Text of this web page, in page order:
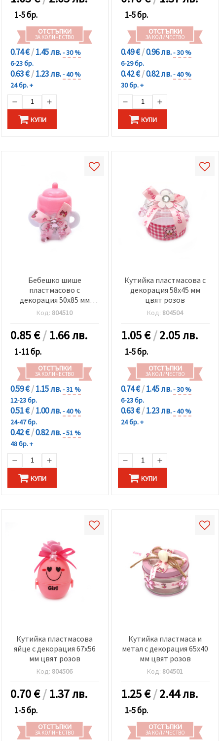
1-5 бр.
ОТСТЪПКИ
ЗА КОЛИЧЕСТВО
0.74 €/1.45 лв.- 30 %
6-23 бр.
0.63 €/1.23 лв.- 40 %
24 бр. +
КУПИ
1-5 бр.
ОТСТЪПКИ
ЗА КОЛИЧЕСТВО
0.49 €/0.96 лв.- 30 %
6-29 бр.
0.42 €/0.82 лв.- 40 %
30 бр. +
КУПИ
Бебешко шише
пластмасово с
декорация 50x85 мм
цвят розов
Код: 804510
0.85€/1.66 лв.
1-11 бр.
ОТСТЪПКИ
ЗА КОЛИЧЕСТВО
0.59 €/1.15 лв.- 31 %
12-23 бр.
0.51 €/1.00 лв.- 40 %
24-47 бр.
0.42 €/0.82 лв.- 51 %
48 бр. +
КУПИ
Кутийка пластмасова с
декорация 58x45 мм
цвят розов
Код: 804504
1.05€/2.05 лв.
1-5 бр.
ОТСТЪПКИ
ЗА КОЛИЧЕСТВО
0.74 €/1.45 лв.- 30 %
6-23 бр.
0.63 €/1.23 лв.- 40 %
24 бр. +
КУПИ
Кутийка пластмасова
яйце с декорация 67x56
мм цвят розов
Код: 804506
0.70€/1.37 лв.
1-5 бр.
ОТСТЪПКИ
ЗА КОЛИЧЕСТВО
Кутийка пластмаса и
метал с декорация 65x40
мм цвят розов
Код: 804501
1.25€/2.44 лв.
1-5 бр.
ОТСТЪПКИ
ЗА КОЛИЧЕСТВО